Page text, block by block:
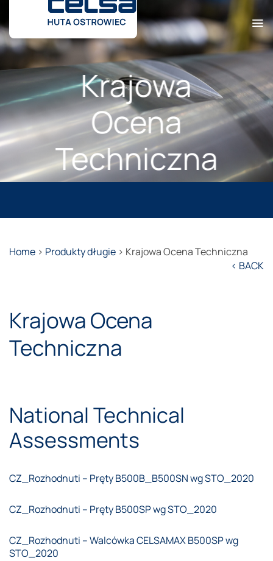
zawartości
Krajowa
Ocena
Techniczna
Home > Produkty długie > Krajowa Ocena Techniczna
< BACK
Krajowa Ocena
Techniczna
National Technical
Assessments
CZ_Rozhodnuti – Pręty B500B_B500SN wg STO_2020
CZ_Rozhodnuti – Pręty B500SP wg STO_2020
CZ_Rozhodnuti – Walcówka CELSAMAX B500SP wg
STO_2020